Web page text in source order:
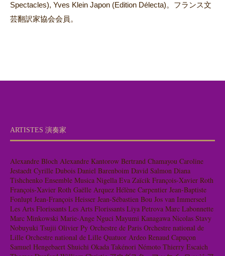
Spectacles), Yves Klein Japon (Edition Délecta)。フランス文
芸翻訳家協会会員。
ARTISTES 演奏家
Alexandre Bloch Alexandre Kantorow Bertrand Chamayou Caroline
Jestaedt Cyrille Dubois Daniel Barenboim David Salmon Diana
Tishchenko Ensemble Musica Nigella Eva Zaïcik François-Xavier Roth
François-Xavier Roth Gaëlle Arquez Hélène Carpentier Jean-Baptiste
Fonlupt Jean-François Heisser Jean-Sébastien Bou Jos van Immerseel
Les Arts Florissants Les Arts Florissants Liya Petrova Marc Labonnette
Marc Minkowski Marie-Ange Nguci Mayumi Kanagawa Nicolas Stavy
Nobuyuki Tsujii Olivier Py Orchestre de Paris Orchestre national de
Lille Orchestre national de Lille Quatuor Ardeo Renaud Capuçon
Samuel Hengebaert Shuichi Okada Takénori Némoto Thierry Escaich